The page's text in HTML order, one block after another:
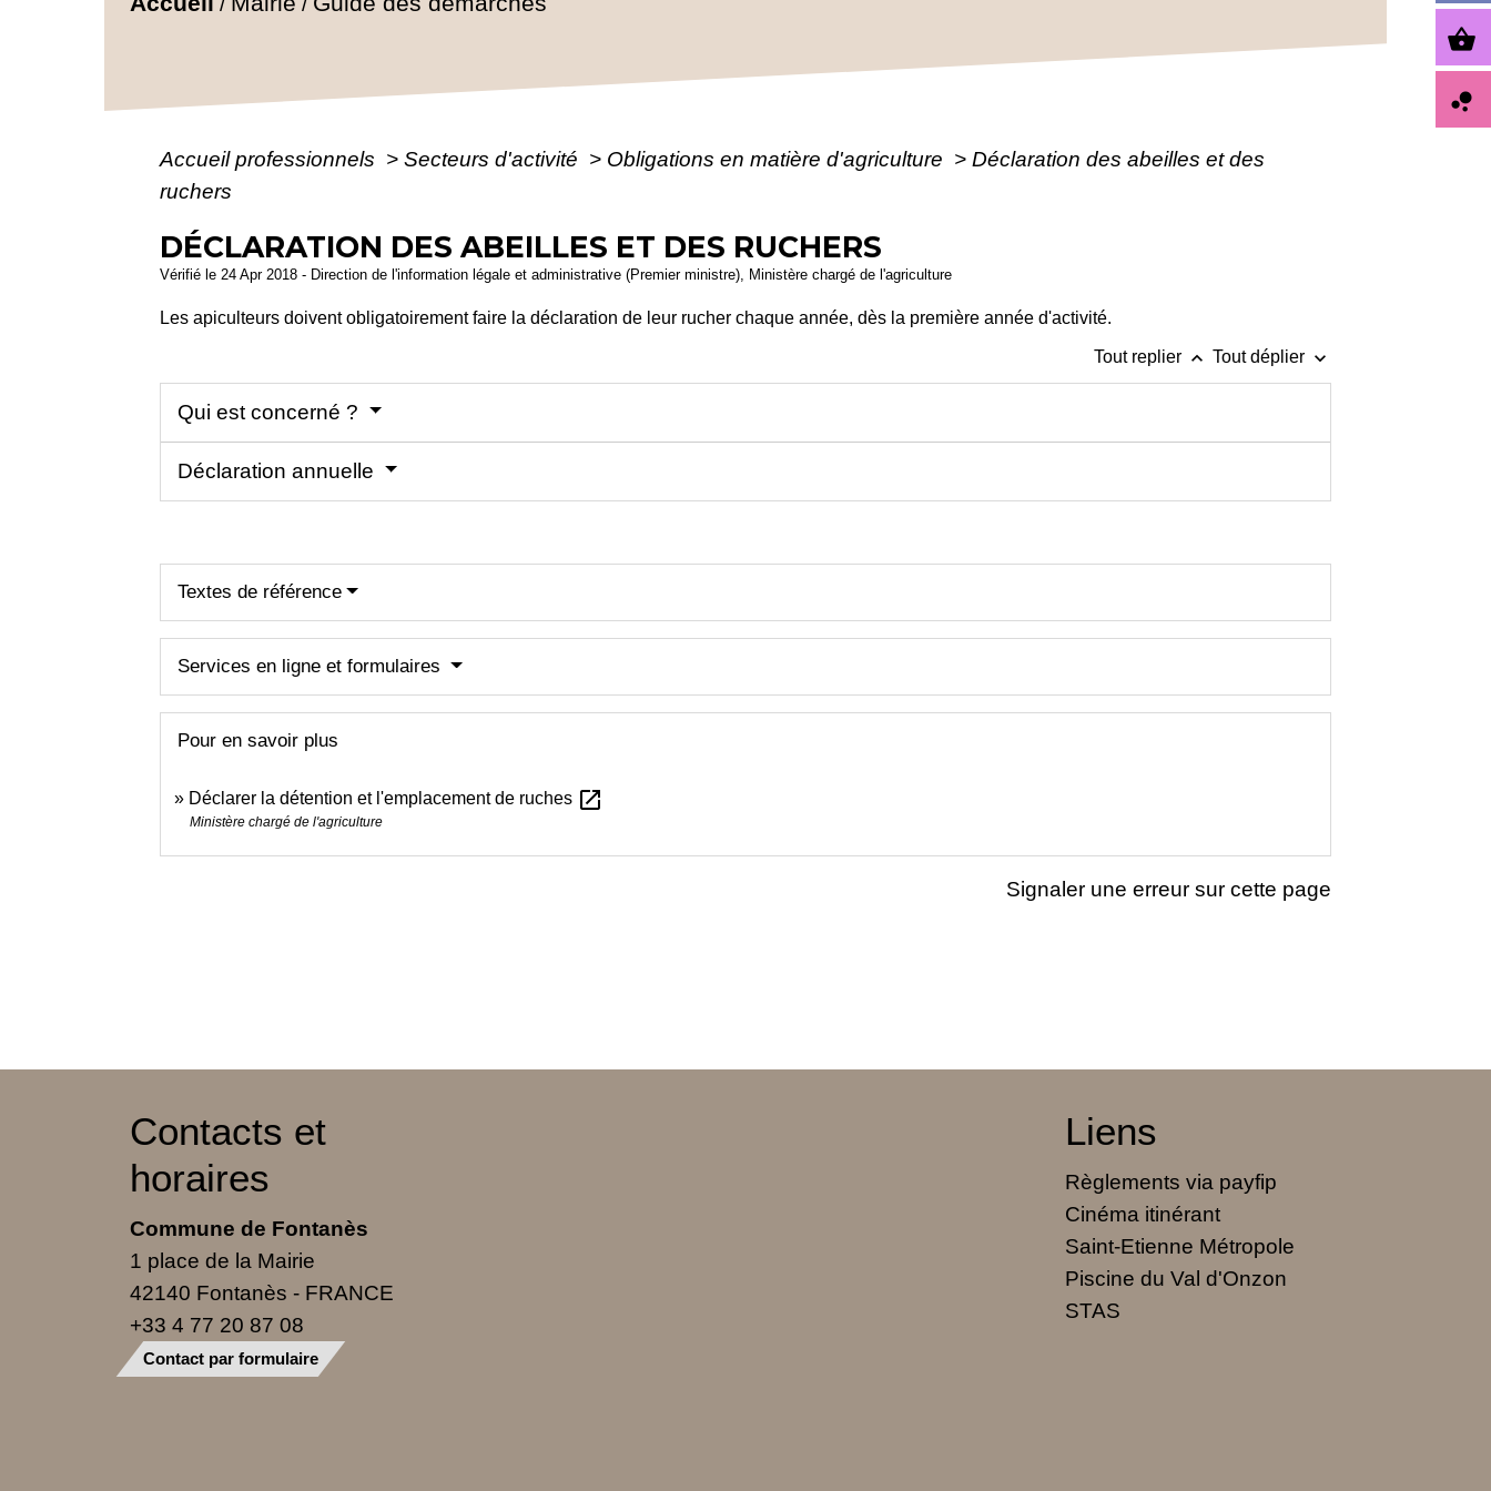
Accueil professionnels > Secteurs d'activité > Obligations en matière d'agriculture > Déclaration des abeilles et des
ruchers
DÉCLARATION DES ABEILLES ET DES RUCHERS
Vérifié le 24 Apr 2018 - Direction de l'information légale et administrative (Premier ministre), Ministère chargé de l'agriculture
Les apiculteurs doivent obligatoirement faire la déclaration de leur rucher chaque année, dès la première année d'activité.
Tout replier keyboard_arrow_up Tout déplier keyboard_arrow_down
Qui est concerné ?
Déclaration annuelle
Textes de référence
Services en ligne et formulaires
Pour en savoir plus
Déclarer la détention et l'emplacement de ruches open_in_new
Ministère chargé de l'agriculture
Signaler une erreur sur cette page
shopping_basket
bubble_chart
Contacts et
horaires
Commune de Fontanès
1 place de la Mairie
42140 Fontanès - FRANCE
+33 4 77 20 87 08
Contact par formulaire
Liens
Règlements via payfip
Cinéma itinérant
Saint-Etienne Métropole
Piscine du Val d'Onzon
STAS